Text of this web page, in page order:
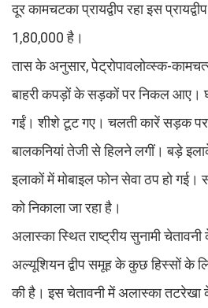
दूर कामचटका प्रायद्वीप रहा इस
1,80,000 है।
तास के अनुसार, पेट्रोपावलोव्स्क-
बाहरी कपड़ों के सड़कों पर निकल आए।
गईं। शीशे टूट गए। चलती कारें सड़क पर
बालकनियां तेजी से हिलने लगीं। बड़े
इलाकों में मोबाइल फोन सेवा ठप हो गई।
को निकाला जा रहा है।
अलास्का स्थित राष्ट्रीय सुनामी
अल्यूशियन द्वीप समूह के कुछ हिस्सों के
की है। इस चेतावनी में अलास्का तटरेखा